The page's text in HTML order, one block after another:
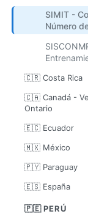
SIMIT -
Número
🇨🇷 Costa Rica
🇨🇦 Canadá -
Ontario
🇪🇨 Ecuador
🇲🇽 México
🇵🇾 Paraguay
🇪🇸 España
🇵🇪 PERÚ